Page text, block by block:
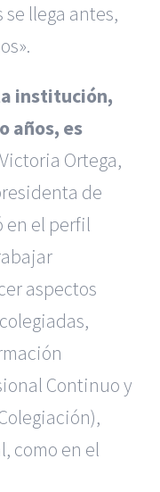
llega antes,
institución,
años, es
Ortega,
de
en el perfil
aspectos
Continuo y
como en el